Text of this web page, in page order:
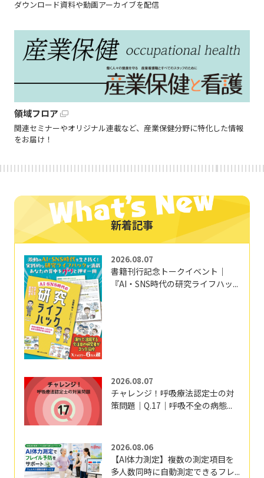
ダウンロード資料や動画アーカイブを配信
領域フロア
関連セミナーやオリジナル連載など、産業保健分野に特化した情報
をお届け！
新着記事
2026.08.07
書籍刊行記念トークイベント｜
『AI・SNS時代の研究ライフハッ...
2026.08.07
チャレンジ！呼吸療法認定士の対
策問題｜Q.17｜呼吸不全の病態...
2026.08.06
【AI体力測定】複数の測定項目を
多人数同時に自動測定できるフレ...